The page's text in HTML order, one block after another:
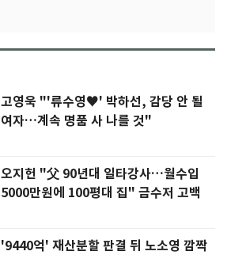
고영욱 "'류수영♥' 박하선, 감당 안 될
여자…계속 명품 사 나를 것"
오지헌 "父 90년대 일타강사…월수입
5000만원에 100평대 집" 금수저 고백
'9440억' 재산분할 판결 뒤 노소영 깜짝